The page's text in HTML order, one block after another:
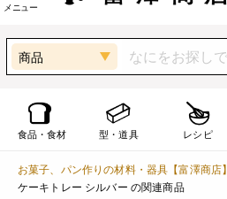
メニュー
商品
食品・食材 型・道具 レシピ
お菓子、パン作りの材料・器具【富澤商店】
ケーキトレー シルバー の関連商品